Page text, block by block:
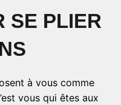
SE PLIER
à vous comme
vous qui êtes aux